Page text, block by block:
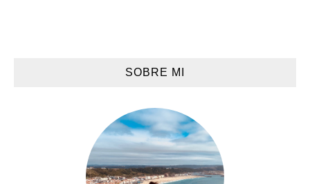
SOBRE MI